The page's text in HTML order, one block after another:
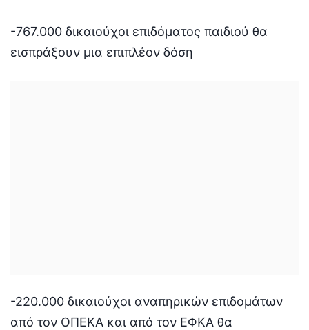
-767.000 δικαιούχοι επιδόματος παιδιού θα
εισπράξουν μια επιπλέον δόση
-220.000 δικαιούχοι αναπηρικών επιδομάτων
από τον ΟΠΕΚΑ και από τον ΕΦΚΑ θα